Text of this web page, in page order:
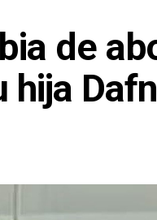
de
hija